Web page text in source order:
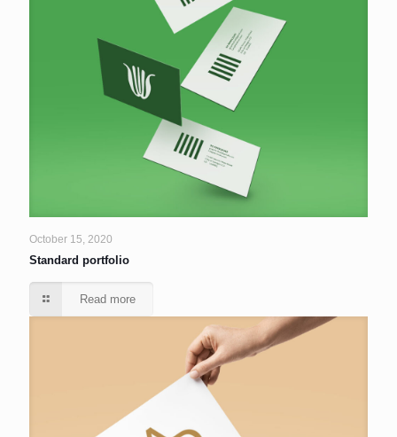
October 15, 2020
Standard portfolio
Read more